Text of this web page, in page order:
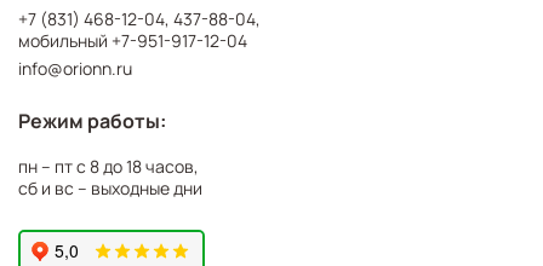
+7 (831) 468-12-04, 437-88-04,
мобильный +7-951-917-12-04
info@orionn.ru
Режим работы:
пн – пт с 8 до 18 часов,
сб и вс – выходные дни